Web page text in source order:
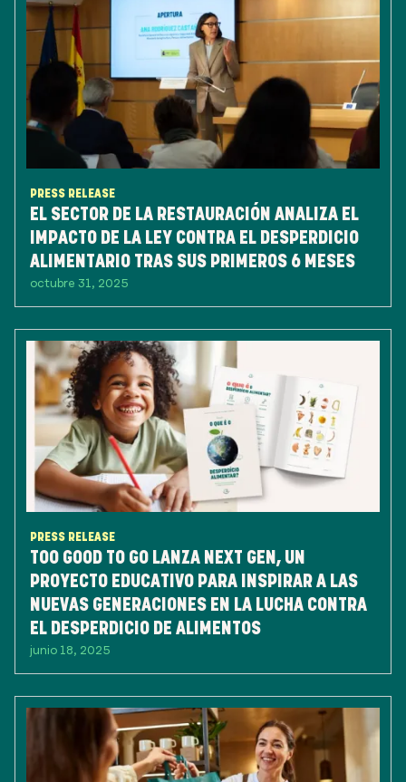
PRESS RELEASE
EL SECTOR DE LA RESTAURACIÓN ANALIZA EL
IMPACTO DE LA LEY CONTRA EL DESPERDICIO
ALIMENTARIO TRAS SUS PRIMEROS 6 MESES
octubre 31, 2025
PRESS RELEASE
TOO GOOD TO GO LANZA NEXT GEN, UN
PROYECTO EDUCATIVO PARA INSPIRAR A LAS
NUEVAS GENERACIONES EN LA LUCHA CONTRA
EL DESPERDICIO DE ALIMENTOS
junio 18, 2025